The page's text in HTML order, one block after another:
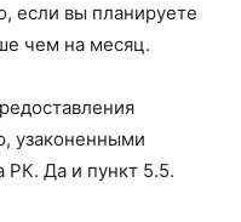
если вы планируете
чем на месяц.
узаконенными
РК. Да и пункт 5.5.